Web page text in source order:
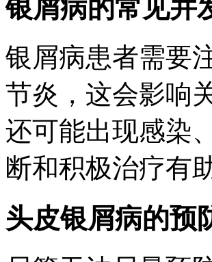
银屑病的常见并
银屑病患者需要
节炎，这会影响
还可能出现感染
断和积极治疗有
头皮银屑病的预